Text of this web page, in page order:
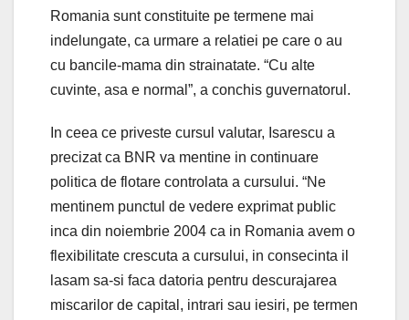
Romania sunt constituite pe termene mai
indelungate, ca urmare a relatiei pe care o au
cu bancile-mama din strainatate. “Cu alte
cuvinte, asa e normal”, a conchis guvernatorul.
In ceea ce priveste cursul valutar, Isarescu a
precizat ca BNR va mentine in continuare
politica de flotare controlata a cursului. “Ne
mentinem punctul de vedere exprimat public
inca din noiembrie 2004 ca in Romania avem o
flexibilitate crescuta a cursului, in consecinta il
lasam sa-si faca datoria pentru descurajarea
miscarilor de capital, intrari sau iesiri, pe termen